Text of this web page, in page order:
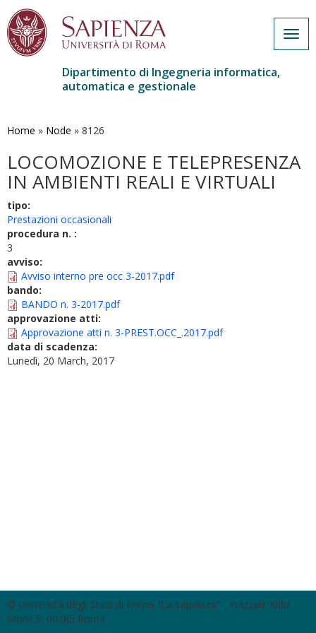
contenuto
Dipartimento di Ingegneria informatica,
automatica e gestionale
Home » Node » 8126
LOCOMOZIONE E TELEPRESENZA
IN AMBIENTI REALI E VIRTUALI
tipo:
Prestazioni occasionali
procedura n. :
3
avviso:
Avviso interno pre occ 3-2017.pdf
bando:
BANDO n. 3-2017.pdf
approvazione atti:
Approvazione atti n. 3-PREST.OCC_.2017.pdf
data di scadenza:
Lunedì, 20 March, 2017
© Università degli Studi di Roma "La Sapienza" - Piazzale Aldo
Moro 5, 00185 Roma